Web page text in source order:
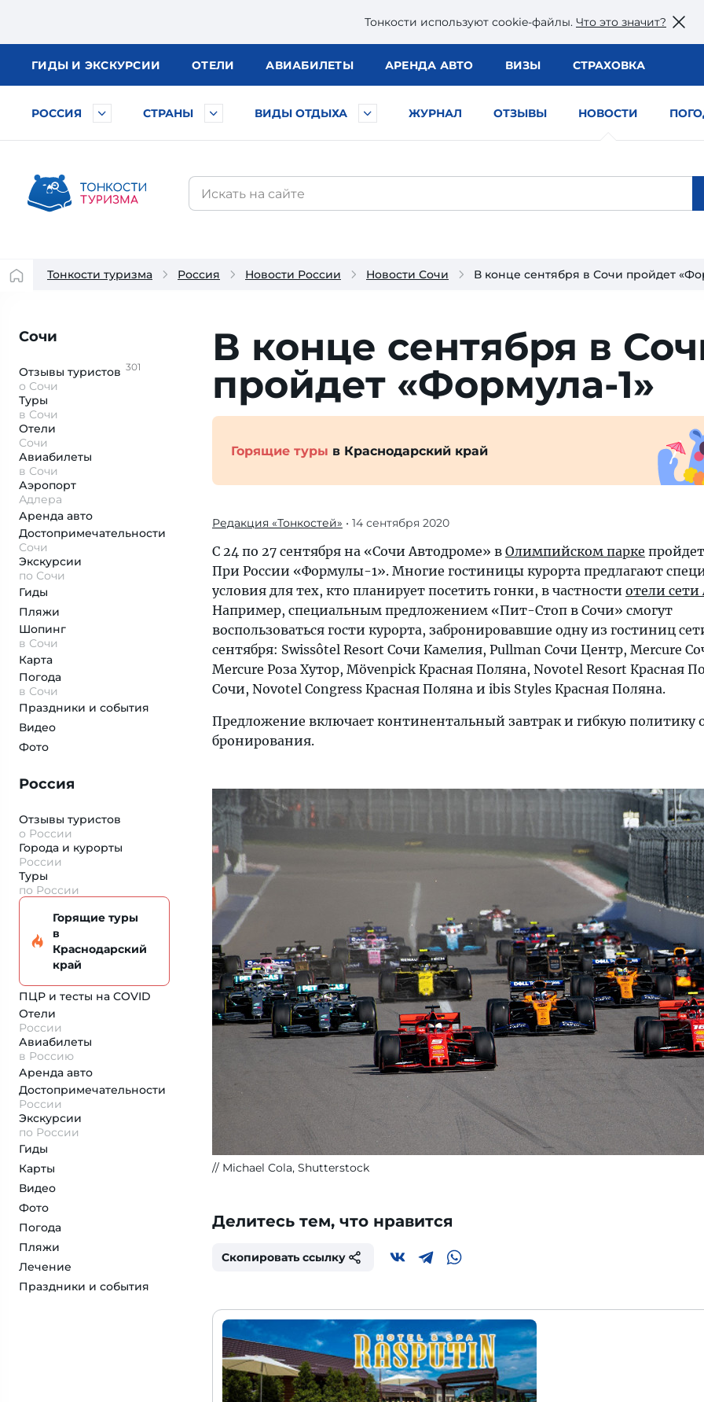
Тонкости используют сookie-файлы. Что это значит?
ГИДЫ И ЭКСКУРСИИ ОТЕЛИ АВИАБИЛЕТЫ АРЕНДА АВТО ВИЗЫ СТРАХОВКА
РОССИЯ СТРАНЫ ВИДЫ ОТДЫХА ЖУРНАЛ ОТЗЫВЫ НОВОСТИ
Тонкости туризма Россия Новости России Новости Сочи В конце сентября в Сочи пройдет
Сочи
Отзывы туристов 301
о Сочи
Туры
в Сочи
Отели
Сочи
Авиабилеты
в Сочи
Аэропорт
Адлера
Аренда авто
Достопримеча­тельности
Сочи
Экскурсии
по Сочи
Гиды
Пляжи
Шопинг
в Сочи
Карта
Погода
в Сочи
Праздники и события
Видео
Фото
Россия
Отзывы туристов
о России
Города и курорты
России
Туры
по России
Горящие туры
в
Краснодарский
край
ПЦР и тесты на COVID
Отели
России
Авиабилеты
в Россию
Аренда авто
Достопримеча­тельности
России
Экскурсии
по России
Гиды
Карты
Видео
Фото
Погода
Пляжи
Лечение
Праздники и события
В конце сентября в
пройдет «Формула-1»
Горящие туры в Краснодарский край
Редакция «Тонкостей» • 14 сентября 2020
С 24 по 27 сентября на «Сочи Автодроме» в Олимпийском парке
При России «Формулы-1». Многие гостиницы курорта предлагают
условия для тех, кто планирует посетить гонки, в частности отели сети
Например, специальным предложением «Пит-Стоп в Сочи» смогут
воспользоваться гости курорта, забронировавшие одну из гостиниц
сентября: Swissôtel Resort Сочи Камелия, Pullman Сочи Центр, Mercure
Mercure Роза Хутор, Mövenpick Красная Поляна, Novotel Resort Красная
Сочи, Novotel Congress Красная Поляна и ibis Styles Красная Поляна.
Предложение включает континентальный завтрак и гибкую политику
бронирования.
Michael Cola, Shutterstock
Делитесь тем, что нравится
Скопировать ссылку